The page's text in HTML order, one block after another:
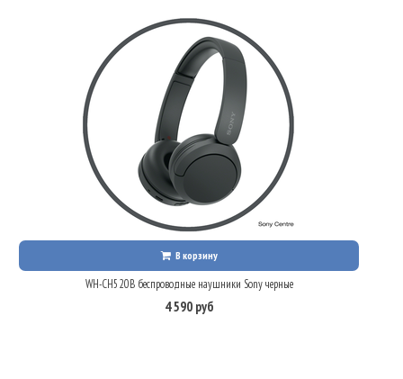
В корзину
WH-CH520B беспроводные наушники Sony черные
4 590 руб